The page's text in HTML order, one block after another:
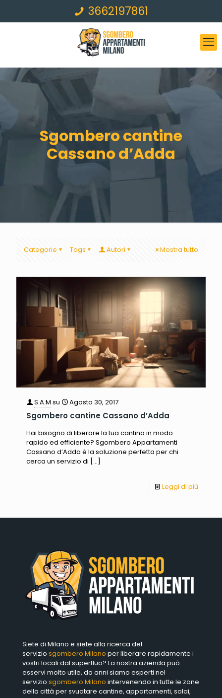
3662197861
Sgombero cantine
Cassano d’Adda
Categorie Tags Autori Mostra tutto
S.A.M su Agosto 30, 2017
Sgombero cantine Cassano d’Adda
Hai bisogno di liberare la tua cantina in modo
rapido ed efficiente? Sgombero Appartamenti
Cassano d’Adda è la soluzione perfetta per chi
cerca un servizio di […]
Leggi di più
Siete di Milano e siete alla ricerca del
servizio sgombero Milano per liberare rapidamente i
vostri locali dal superfluo? La nostra azienda può
esservi molto utile, da anni siamo esperti nel
servizio sgombero Milano intervenendo in tutte le zone
della città per svuotare cantine, appartamenti, solai,